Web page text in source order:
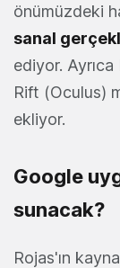
önümüzdeki
sanal
ediyor.
Rift (Oculus)
ekliyor.
Google
sunacak?
Rojas'ın